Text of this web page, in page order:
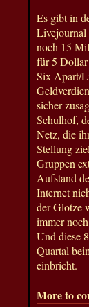
Es gibt in
Livejournal
noch 15
für 5 Dollar
Six Apart/
sicher
Schulhof,
Netz, die
Stellung
Gruppen
Aufstand
Internet
der Glotze
immer
Und diese
Quartal
einbricht.
More to